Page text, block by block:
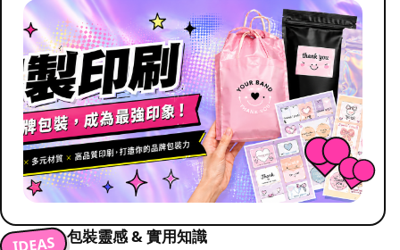
IDEAS 包裝靈感 & 實用知識